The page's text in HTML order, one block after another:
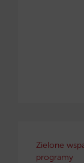
Zielone
programy